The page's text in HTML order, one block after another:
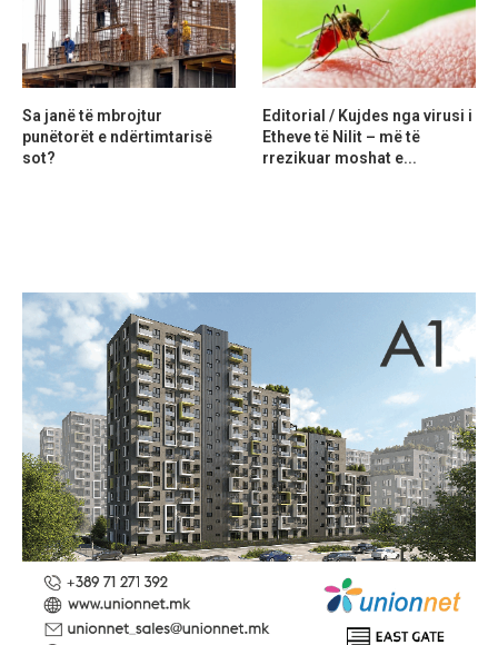
Sa janë të mbrojtur
punëtorët e ndërtimtarisë
sot?
Editorial / Kujdes nga virusi i
Etheve të Nilit – më të
rrezikuar moshat e...